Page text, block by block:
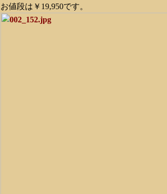
お値段は￥19,950です。